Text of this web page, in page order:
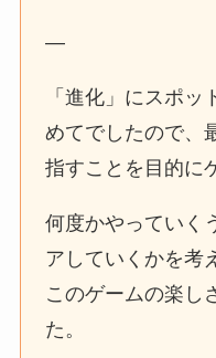
—
「進化」にスポ
めてでしたので、
指すことを目的に
何度かやっていく
アしていくかを考
このゲームの楽し
た。